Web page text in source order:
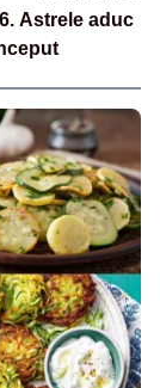
Astrele aduc